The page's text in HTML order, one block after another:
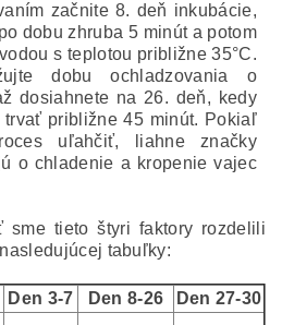
začnite 8. deň inkubácie,
dobu zhruba 5 minút a potom
s teplotou približne 35°C.
dobu ochladzovania o
dosiahnete na 26. deň, kedy
trvať približne 45 minút. Pokiaľ
uľahčiť, liahne značky
o chladenie a kropenie vajec
sme tieto štyri faktory rozdelili
tabuľky:
Den 3-7 Den 8-26
Den 27-30